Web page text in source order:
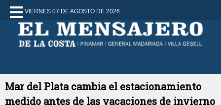
VIERNES 07 DE AGOSTO DE 2026
Mar del Plata cambia el estacionamiento
medido antes de las vacaciones de invierno